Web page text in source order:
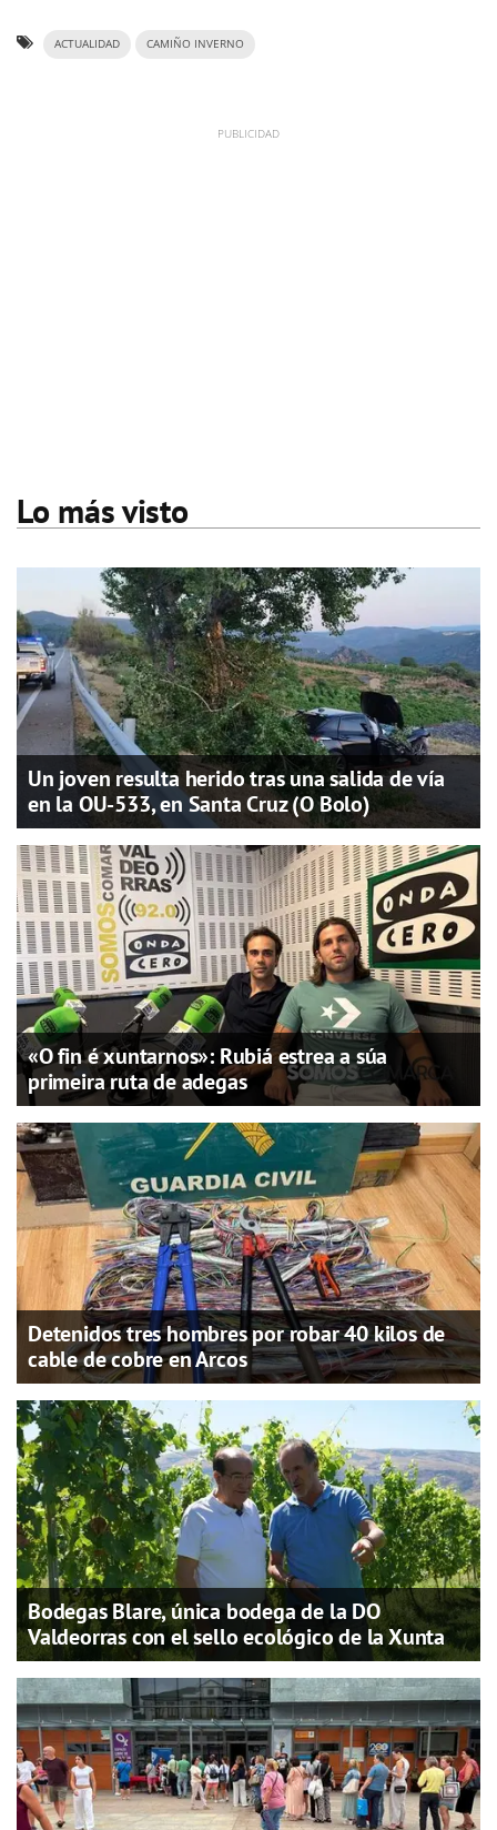
ACTUALIDAD CAMIÑO INVERNO
Lo más visto
Un joven resulta herido tras una salida de vía
en la OU-533, en Santa Cruz (O Bolo)
«O fin é xuntarnos»: Rubiá estrea a súa
primeira ruta de adegas
Detenidos tres hombres por robar 40 kilos de
cable de cobre en Arcos
Bodegas Blare, única bodega de la DO
Valdeorras con el sello ecológico de la Xunta